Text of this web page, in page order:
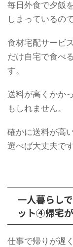
毎日外食で夕飯
しまっているの
食材宅配サービ
だけ自宅で食べ
す。
送料が高くかか
もしれません。
確かに送料が高
選べば大丈夫です
一人暮らし
ット④帰宅
仕事で帰りが遅